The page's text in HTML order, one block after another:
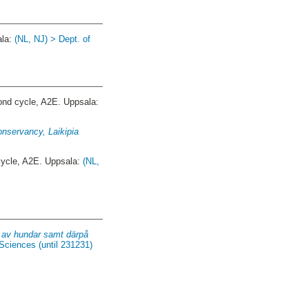
(NL, NJ) > Dept. of
cycle, A2E. Uppsala:
Laikipia
A2E. Uppsala:(NL,
hundar samt därpå
(until 231231)